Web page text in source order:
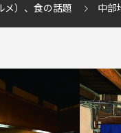
メ）、食の話題 中部